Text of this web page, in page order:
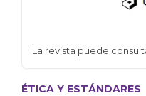
La revista puede
ÉTICA Y ESTÁNDARES